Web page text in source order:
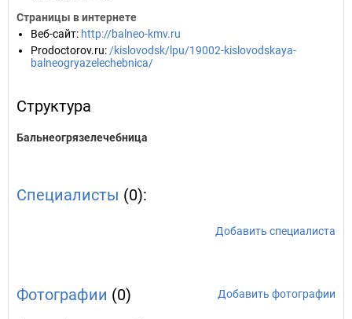
Страницы в интернете
Веб-сайт: http://balneo-kmv.ru
Prodoctorov.ru: /kislovodsk/lpu/19002-kislovodskaya-
balneogryazelechebnica/
Структура
Бальнеогрязелечебница
Специалисты (0):
Добавить специалиста
Фотографии (0) Добавить фотографии